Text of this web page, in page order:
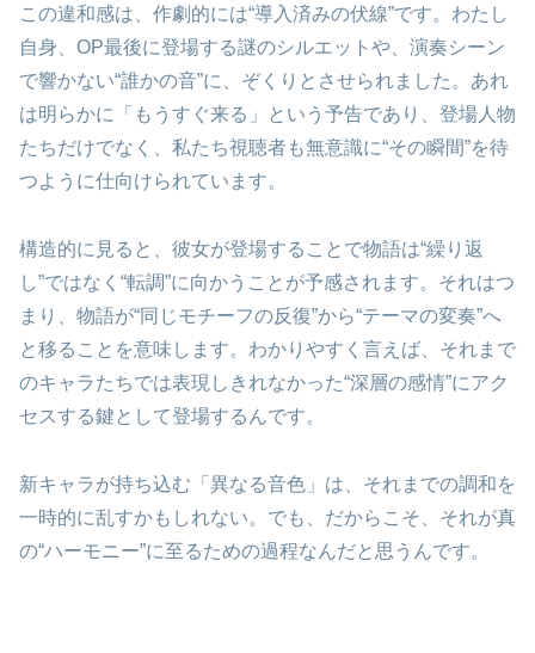
この違和感は、作劇的には“導入済みの伏線”です。わたし
自身、OP最後に登場する謎のシルエットや、演奏シーン
で響かない“誰かの音”に、ぞくりとさせられました。あれ
は明らかに「もうすぐ来る」という予告であり、登場人物
たちだけでなく、私たち視聴者も無意識に“その瞬間”を待
つように仕向けられています。
構造的に見ると、彼女が登場することで物語は“繰り返
し”ではなく“転調”に向かうことが予感されます。それはつ
まり、物語が“同じモチーフの反復”から“テーマの変奏”へ
と移ることを意味します。わかりやすく言えば、それまで
のキャラたちでは表現しきれなかった“深層の感情”にアク
セスする鍵として登場するんです。
新キャラが持ち込む「異なる音色」は、それまでの調和を
一時的に乱すかもしれない。でも、だからこそ、それが真
の“ハーモニー”に至るための過程なんだと思うんです。